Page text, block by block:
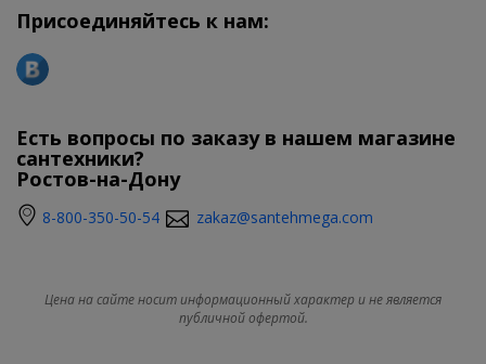
Присоединяйтесь к нам:
Есть вопросы по заказу в нашем магазине
сантехники?
Ростов-на-Дону
8-800-350-50-54 zakaz@santehmega.com
Цена на сайте носит информационный характер и не является
публичной офертой.